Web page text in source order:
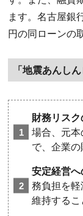
ます。名古屋銀
円の同ローンの
「地震あんし
財務リス
場合、元
で、企業の
安定経営
務負担を
維持するこ